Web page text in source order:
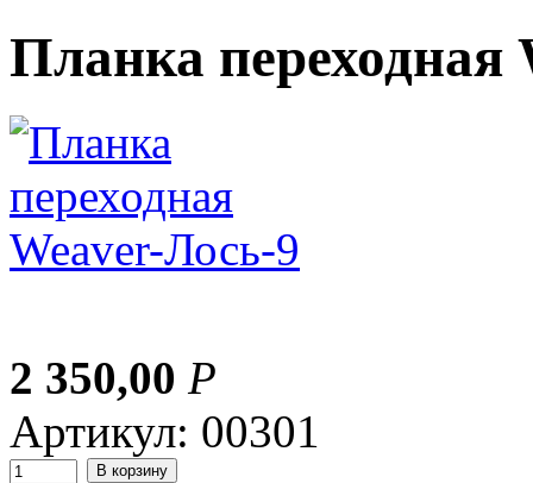
Планка переходная
2 350,00 Р
Артикул: 00301